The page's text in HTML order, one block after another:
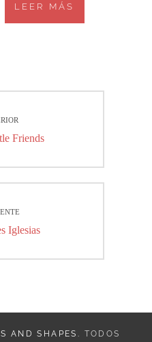
LEER MÁS
Friends
Iglesias
AND SHAPES . TODOS